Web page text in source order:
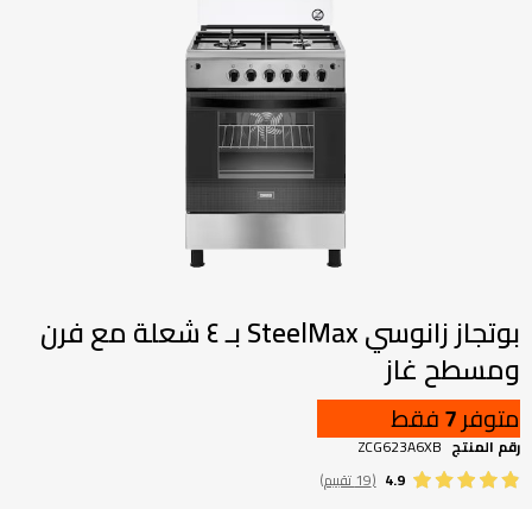
بداية
معرض
الصور
بوتجاز زانوسي SteelMax بـ ٤ شعلة مع فرن
ومسطح غاز
متوفر7فقط
رقم المنتج ZCG623A6XB
4.9 (19 تقييم)